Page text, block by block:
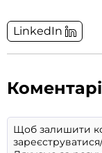
LinkedIn
Коментарі